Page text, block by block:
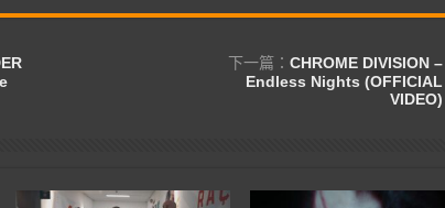
下一篇： CHROME DIVISION –
Endless Nights (OFFICIAL
VIDEO)